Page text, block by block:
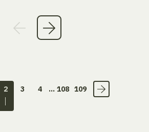
2 3 4 ... 108 109